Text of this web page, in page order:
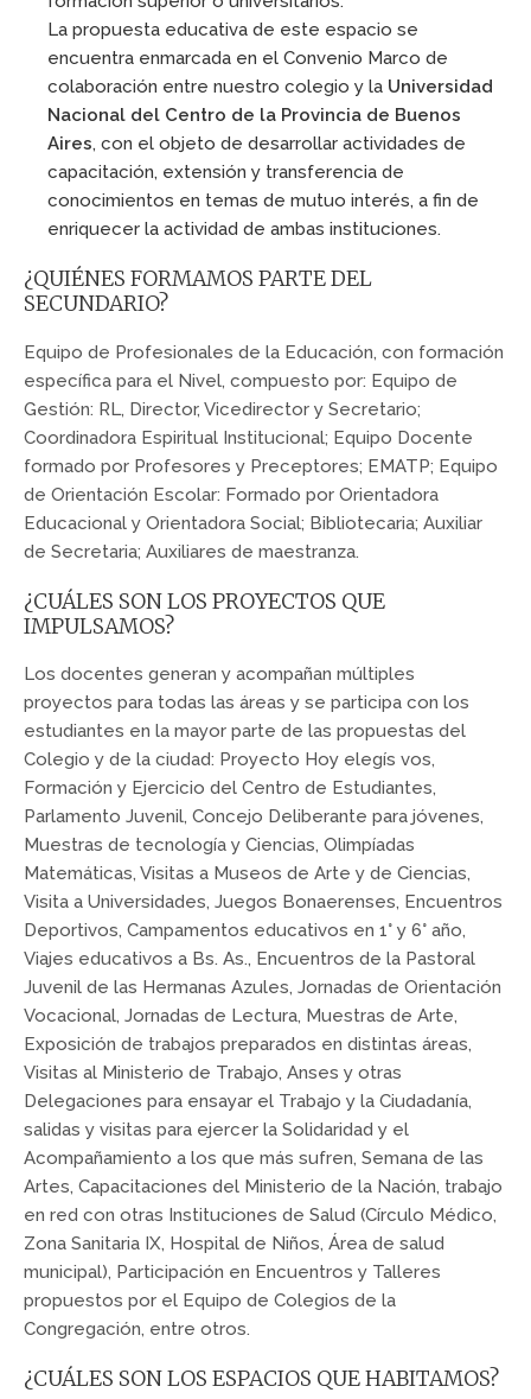
La propuesta educativa de este espacio se
encuentra enmarcada en el Convenio Marco de
colaboración entre nuestro colegio y la Universidad
Nacional del Centro de la Provincia de Buenos
Aires, con el objeto de desarrollar actividades de
capacitación, extensión y transferencia de
conocimientos en temas de mutuo interés, a fin de
enriquecer la actividad de ambas instituciones.
¿QUIÉNES FORMAMOS PARTE DEL
SECUNDARIO?
Equipo de Profesionales de la Educación, con formación
específica para el Nivel, compuesto por: Equipo de
Gestión: RL, Director, Vicedirector y Secretario;
Coordinadora Espiritual Institucional; Equipo Docente
formado por Profesores y Preceptores; EMATP; Equipo
de Orientación Escolar: Formado por Orientadora
Educacional y Orientadora Social; Bibliotecaria; Auxiliar
de Secretaria; Auxiliares de maestranza.
¿CUÁLES SON LOS PROYECTOS QUE
IMPULSAMOS?
Los docentes generan y acompañan múltiples
proyectos para todas las áreas y se participa con los
estudiantes en la mayor parte de las propuestas del
Colegio y de la ciudad: Proyecto Hoy elegís vos,
Formación y Ejercicio del Centro de Estudiantes,
Parlamento Juvenil, Concejo Deliberante para jóvenes,
Muestras de tecnología y Ciencias, Olimpíadas
Matemáticas, Visitas a Museos de Arte y de Ciencias,
Visita a Universidades, Juegos Bonaerenses, Encuentros
Deportivos, Campamentos educativos en 1° y 6° año,
Viajes educativos a Bs. As., Encuentros de la Pastoral
Juvenil de las Hermanas Azules, Jornadas de Orientación
Vocacional, Jornadas de Lectura, Muestras de Arte,
Exposición de trabajos preparados en distintas áreas,
Visitas al Ministerio de Trabajo, Anses y otras
Delegaciones para ensayar el Trabajo y la Ciudadanía,
salidas y visitas para ejercer la Solidaridad y el
Acompañamiento a los que más sufren, Semana de las
Artes, Capacitaciones del Ministerio de la Nación, trabajo
en red con otras Instituciones de Salud (Círculo Médico,
Zona Sanitaria IX, Hospital de Niños, Área de salud
municipal), Participación en Encuentros y Talleres
propuestos por el Equipo de Colegios de la
Congregación, entre otros.
¿CUÁLES SON LOS ESPACIOS QUE HABITAMOS?